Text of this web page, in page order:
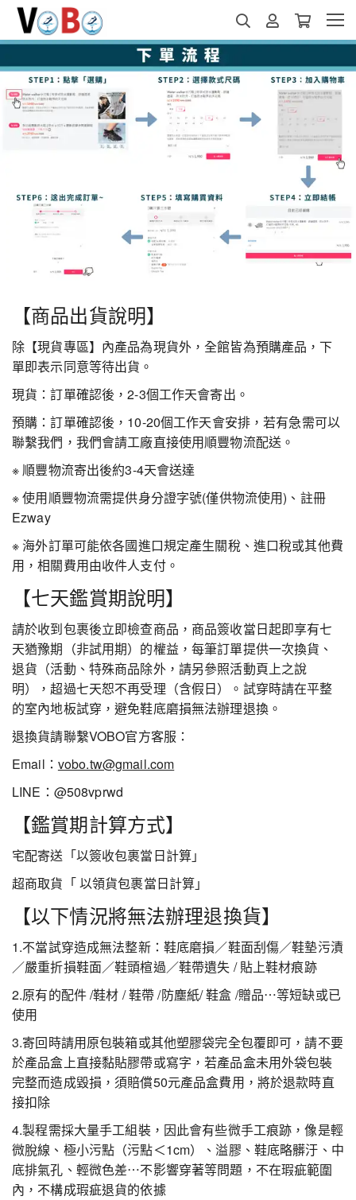
【商品出貨說明】
除【現貨專區】內產品為現貨外，全館皆為預購產品，下
單即表示同意等待出貨。
現貨：訂單確認後，2-3個工作天會寄出。
預購：訂單確認後，10-20個工作天會安排，若有急需可以
聯繫我們，我們會請工廠直接使用順豐物流配送。
※ 順豐物流寄出後約3-4天會送達
※ 使用順豐物流需提供身分證字號(僅供物流使用)、註冊
Ezway
※ 海外訂單可能依各國進口規定產生關稅、進口稅或其他費
用，相關費用由收件人支付。
【七天鑑賞期說明】
請於收到包裹後立即檢查商品，商品簽收當日起即享有七
天猶豫期（非試用期）的權益，每筆訂單提供一次換貨、
退貨（活動、特殊商品除外，請另參照活動頁上之說
明），超過七天恕不再受理（含假日）。試穿時請在平整
的室內地板試穿，避免鞋底磨損無法辦理退換。
退換貨請聯繫VOBO官方客服：
Email： vobo.tw@gmail.com
LINE：@508vprwd
【鑑賞期計算方式】
宅配寄送「以簽收包裹當日計算」
超商取貨「 以領貨包裹當日計算」
【以下情況將無法辦理退換貨】
1.不當試穿造成無法整新：鞋底磨損／鞋面刮傷／鞋墊污漬
／嚴重折損鞋面／鞋頭楦過／鞋帶遺失 / 貼上鞋材痕跡
2.原有的配件 /鞋材 / 鞋帶 /防塵紙/ 鞋盒 /贈品⋯等短缺或已
使用
3.寄回時請用原包裝箱或其他塑膠袋完全包覆即可，請不要
於產品盒上直接黏貼膠帶或寫字，若產品盒未用外袋包裝
完整而造成毀損，須賠償50元產品盒費用，將於退款時直
接扣除
4.製程需採大量手工組裝，因此會有些微手工痕跡，像是輕
微脫線、極小污點（污點＜1cm）、溢膠、鞋底略髒汙、中
底排氣孔、輕微色差⋯不影響穿著等問題，不在瑕疵範圍
內，不構成瑕疵退貨的依據